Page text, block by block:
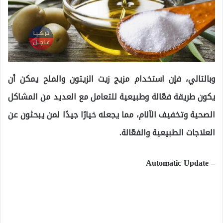
وبالتالي، فإن استخدام مزيج زيت الزيتون والملح يمكن أن
يكون طريقة فعّالة وطبيعية للتعامل مع العديد من المشاكل
الصحية وتخفيف الآلام، مما يجعله خيارًا جيدًا لمن يبحثون عن
العلاجات الطبيعية والفعّالة.
– Automatic Update